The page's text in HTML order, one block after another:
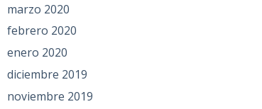
marzo 2020
febrero 2020
enero 2020
diciembre 2019
noviembre 2019